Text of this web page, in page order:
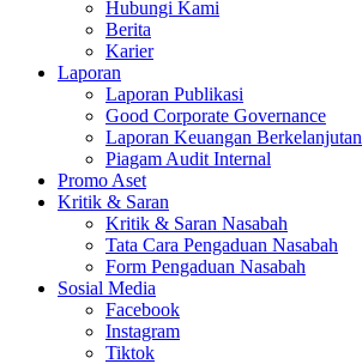
Hubungi Kami
Berita
Karier
Laporan
Laporan Publikasi
Good Corporate Governance
Laporan Keuangan Berkelanjutan
Piagam Audit Internal
Promo Aset
Kritik & Saran
Kritik & Saran Nasabah
Tata Cara Pengaduan Nasabah
Form Pengaduan Nasabah
Sosial Media
Facebook
Instagram
Tiktok